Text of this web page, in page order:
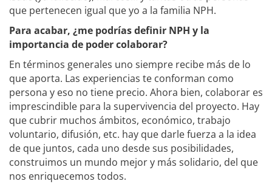
que pertenecen igual que yo a la familia NPH.
Para acabar, ¿me podrías definir NPH y la
importancia de poder colaborar?
En términos generales uno siempre recibe más de lo
que aporta. Las experiencias te conforman como
persona y eso no tiene precio. Ahora bien, colaborar es
imprescindible para la supervivencia del proyecto. Hay
que cubrir muchos ámbitos, económico, trabajo
voluntario, difusión, etc. hay que darle fuerza a la idea
de que juntos, cada uno desde sus posibilidades,
construimos un mundo mejor y más solidario, del que
nos enriquecemos todos.